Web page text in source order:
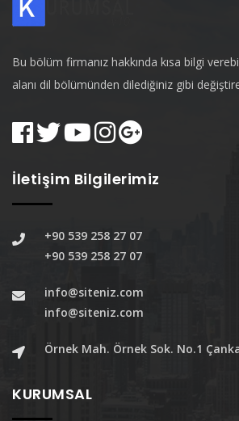
Bu bölüm firmanız hakkında kısa bilgi
alanı dil bölümünden dilediğiniz gibi
İletişim Bilgilerimiz
+90 539 258 27 07
+90 539 258 27 07
info@siteniz.com
info@siteniz.com
Örnek Mah. Örnek Sok. No.1
KURUMSAL